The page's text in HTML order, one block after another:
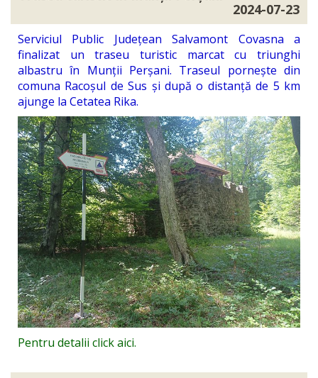
2024-07-23
Serviciul Public Județean Salvamont Covasna a
finalizat un traseu turistic marcat cu triunghi
albastru în Munții Perșani. Traseul pornește din
comuna Racoșul de Sus și după o distanță de 5 km
ajunge la Cetatea Rika.
Pentru detalii click aici.